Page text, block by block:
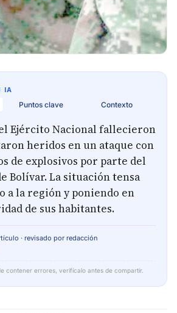
IA
Puntos clave Contexto
Ejército Nacional fallecieron
heridos en un ataque con
de explosivos por parte del
Bolívar. La situación tensa
a la región y poniendo en
de sus habitantes.
· revisado por redacción
contener errores, verifícalo antes de compartir.